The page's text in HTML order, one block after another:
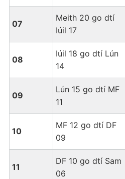
07
Meith 20 go dtí
Iúil 17
08
Iúil 18 go dtí Lún
14
09
Lún 15 go dtí MF
11
10
MF 12 go dtí DF
09
11
DF 10 go dtí Sam
06